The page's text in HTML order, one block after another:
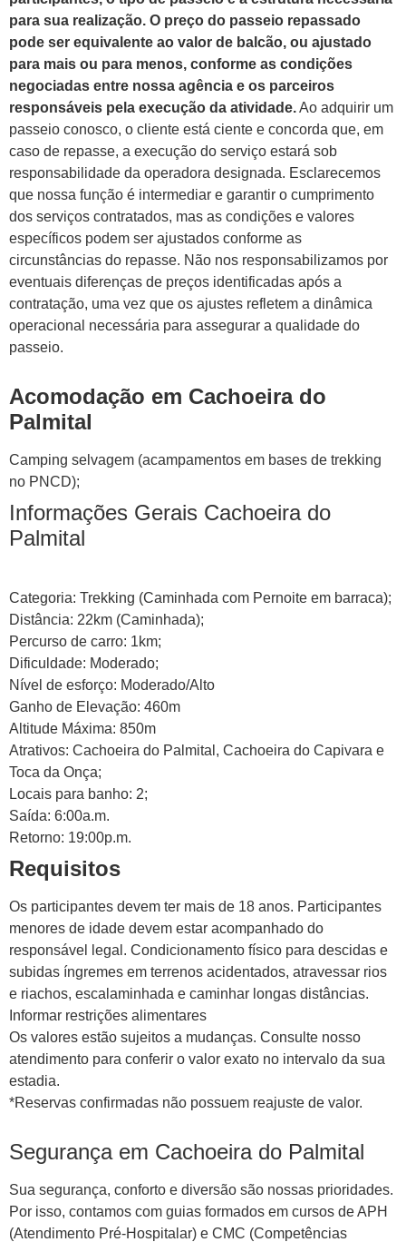
para sua realização. O preço do passeio repassado
pode ser equivalente ao valor de balcão, ou ajustado
para mais ou para menos, conforme as condições
negociadas entre nossa agência e os parceiros
responsáveis pela execução da atividade.Ao adquirir um
passeio conosco, o cliente está ciente e concorda que, em
caso de repasse, a execução do serviço estará sob
responsabilidade da operadora designada. Esclarecemos
que nossa função é intermediar e garantir o cumprimento
dos serviços contratados, mas as condições e valores
específicos podem ser ajustados conforme as
circunstâncias do repasse. Não nos responsabilizamos por
eventuais diferenças de preços identificadas após a
contratação, uma vez que os ajustes refletem a dinâmica
operacional necessária para assegurar a qualidade do
passeio.
Acomodação em Cachoeira do
Palmital
Camping selvagem (acampamentos em bases de trekking
no PNCD);
Informações Gerais Cachoeira do
Palmital
Categoria: Trekking (Caminhada com Pernoite em barraca);
Distância: 22km (Caminhada);
Percurso de carro: 1km;
Dificuldade: Moderado;
Nível de esforço: Moderado/Alto
Ganho de Elevação: 460m
Altitude Máxima: 850m
Atrativos: Cachoeira do Palmital, Cachoeira do Capivara e
Toca da Onça;
Locais para banho: 2;
Saída: 6:00a.m.
Retorno: 19:00p.m.
Requisitos
Os participantes devem ter mais de 18 anos. Participantes
menores de idade devem estar acompanhado do
responsável legal. Condicionamento físico para descidas e
subidas íngremes em terrenos acidentados, atravessar rios
e riachos, escalaminhada e caminhar longas distâncias.
Informar restrições alimentares
Os valores estão sujeitos a mudanças. Consulte nosso
atendimento para conferir o valor exato no intervalo da sua
estadia.
*Reservas confirmadas não possuem reajuste de valor.
Segurança em Cachoeira do Palmital
Sua segurança, conforto e diversão são nossas prioridades.
Por isso, contamos com guias formados em cursos de APH
(Atendimento Pré-Hospitalar) e CMC (Competências